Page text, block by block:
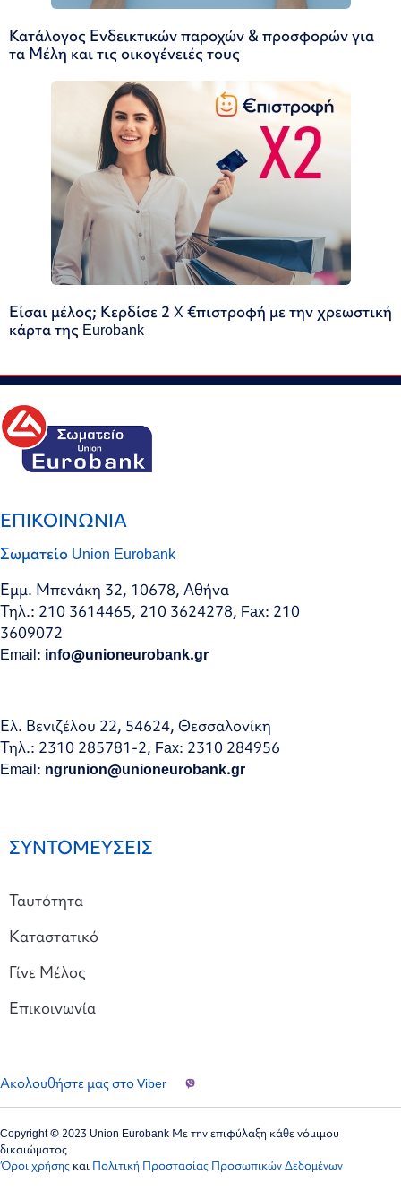
Κατάλογος Ενδεικτικών παροχών & προσφορών για
τα Μέλη και τις οικογένειές τους
Είσαι μέλος; Κερδίσε 2 X €πιστροφή με την χρεωστική
κάρτα της Eurobank
ΕΠΙΚΟΙΝΩΝΙΑ
Σωματείο Union Eurobank
Εμμ. Μπενάκη 32, 10678, Αθήνα
Τηλ.: 210 3614465, 210 3624278, Fax: 210
3609072
Email: info@unioneurobank.gr
Ελ. Βενιζέλου 22, 54624, Θεσσαλονίκη
Τηλ.: 2310 285781-2, Fax: 2310 284956
Email: ngrunion@unioneurobank.gr
ΣΥΝΤΟΜΕΥΣΕΙΣ
Ταυτότητα
Καταστατικό
Γίνε Μέλος
Επικοινωνία
Ακολουθήστε μας στο Viber
Copyright © 2023 Union Eurobank Με την επιφύλαξη κάθε νόμιμου
δικαιώματος
Όροι χρήσης και Πολιτική Προστασίας Προσωπικών Δεδομένων